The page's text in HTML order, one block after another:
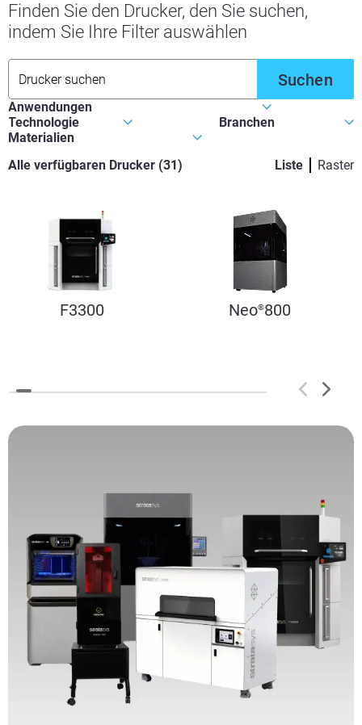
Finden Sie den Drucker, den Sie suchen,
indem Sie Ihre Filter auswählen
Suchen
Alle verfügbaren Drucker (31) Liste Raster
F3300 Neo®800